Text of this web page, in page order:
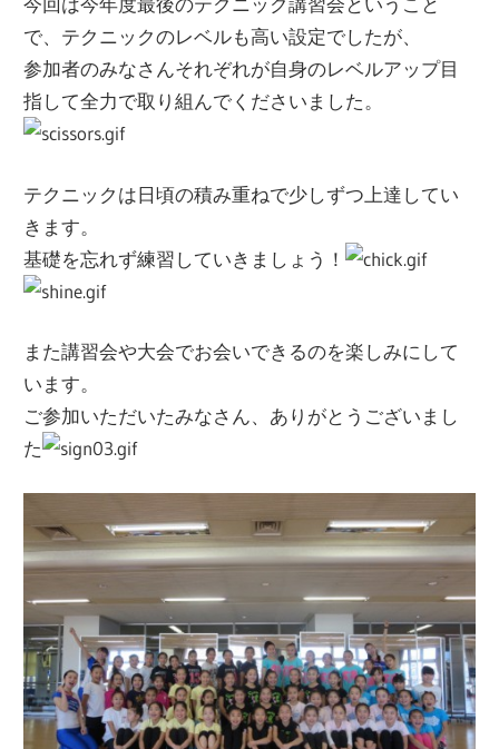
で、テクニックのレベルも高い設定でしたが、
参加者のみなさんそれぞれが自身のレベルアップ目
指して全力で取り組んでくださいました。
テクニックは日頃の積み重ねで少しずつ上達してい
きます。
基礎を忘れず練習していきましょう！
また講習会や大会でお会いできるのを楽しみにして
います。
ご参加いただいたみなさん、ありがとうございまし
た